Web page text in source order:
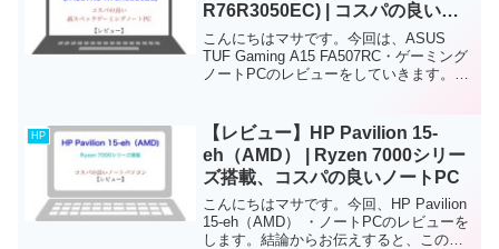
R76R3050EC) | コスパの良いハ
イスペックゲーミングPC
こんにちはマサです。今回は、ASUS
TUF Gaming A15 FA507RC・ゲーミング
ノートPCのレビューをしていきます。結
PCです。動画編集やゲームも楽しくプ...
HP
【レビュー】HP Pavilion 15-
eh（AMD） | Ryzen 7000シリー
ズ搭載、コスパの良いノートPC
こんにちはマサです。今回、HP Pavilion
15-eh（AMD） ・ノートPCのレビューを
します。結論からお伝えすると、このノ